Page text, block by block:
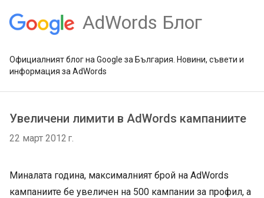
AdWords Блог
Официалният блог на Google за България. Новини, съвети и
информация за AdWords
Увеличени лимити в AdWords кампаниите
22 март 2012 г.
Миналата година, максималният брой на AdWords
кампаниите бе увеличен на 500 кампании за профил, а